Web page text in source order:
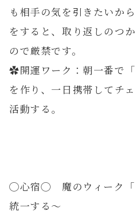
も相手の気を引きたいか
をすると、取り返しのつ
ので厳禁です。
✿開運ワーク：朝一番で
を作り、一日携帯してチ
活動する。
◯心宿◯ 魔のウィーク「
統一する～